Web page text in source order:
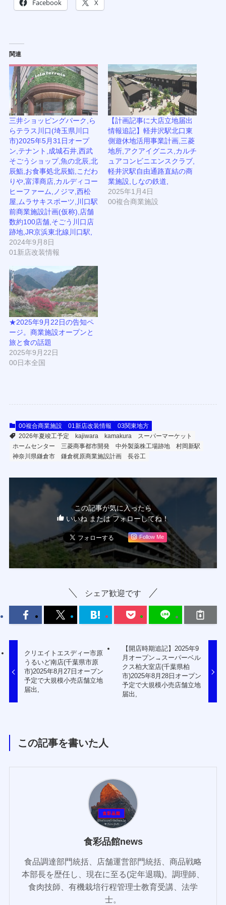
Facebook X
関連
三井ショッピングパーク,ら
らテラス川口(埼玉県川口
市)2025年5月31日オープ
ン,テナント,成城石井,西武
そごうショップ,魚の北辰,北
辰鮨,お食事処北辰鮨,こだわ
りや,富澤商店,カルディコー
ヒーファーム,ノジマ,西松
屋,ムラサキスポーツ,川口駅
前商業施設計画(仮称),店舗
数約100店舗,そごう川口店
跡地,JR京浜東北線川口駅,
2024年9月8日
01新店改装情報
【計画記事に大店立地届出
情報追記】軽井沢駅北口東
側遊休地活用事業計画,三菱
地所,アクアイグニス,カルチ
ュアコンビニエンスクラブ,
軽井沢駅自由通路直結の商
業施設,しなの鉄道,
2025年1月4日
00複合商業施設
★2025年9月22日の告知ペ
ージ。商業施設オープンと
旅と食の話題
2025年9月22日
00日本全国
00複合商業施設 01新店改装情報
03関東地方
2026年夏竣工予定
kajiwara kamakura
スーパーマーケット
ホームセンター
三菱商事都市開発 中外製薬株工場跡地
村岡新駅
神奈川県鎌倉市
鎌倉梶原商業施設計画 長谷工
この記事が気に入ったら
いいね または フォローしてね！
Follow Me
シェア歓迎です
クリエイトエスディー市原
うるいど南店(千葉県市原
市)2025年8月27日オープン
予定で大規模小売店舗立地
届出,
【開店時期追記】2025年9
月オープン→スーパーベル
クス柏大室店(千葉県柏
市)2025年8月28日オープン
予定で大規模小売店舗立地
届出,
この記事を書いた人
食彩品館news
食品調達部門統括、店舗運営部門統括、商品戦略
本部長を歴任し、現在に至る(定年退職)。調理師、
食肉技師、有機栽培行程管理士教育受講、法学
士。